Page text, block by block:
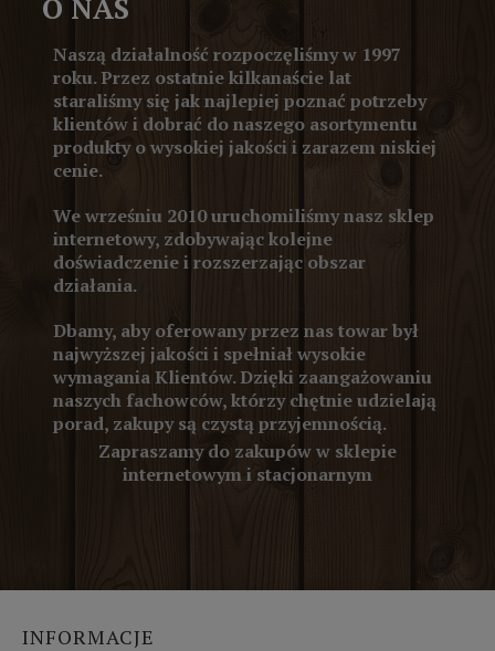
O NAS
Naszą działalność rozpoczęliśmy w 1997
roku. Przez ostatnie kilkanaście lat
staraliśmy się jak najlepiej poznać potrzeby
klientów i dobrać do naszego asortymentu
produkty o wysokiej jakości i zarazem niskiej
cenie.
We wrześniu 2010 uruchomiliśmy nasz sklep
internetowy, zdobywając kolejne
doświadczenie i rozszerzając obszar
działania.
Dbamy, aby oferowany przez nas towar był
najwyższej jakości i spełniał wysokie
wymagania Klientów. Dzięki zaangażowaniu
naszych fachowców, którzy chętnie udzielają
porad, zakupy są czystą przyjemnością.
Zapraszamy do zakupów w sklepie
internetowym i stacjonarnym
INFORMACJE